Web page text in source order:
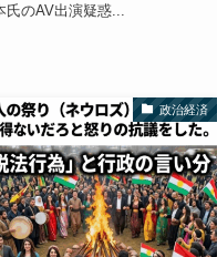
のAV出演疑惑...
政治経済